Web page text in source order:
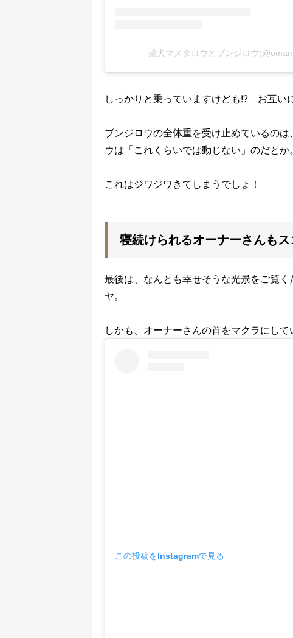
柴犬マメタロウとブンジロウ
しっかりと乗っていますけども!? お互い
ブンジロウの全体重を受け止めているの
ウは「これくらいでは動じない」のだとか
これはジワジワきてしまうでしょ！
寝続けられるオーナーさんもス
最後は、なんとも幸せそうな光景をご覧
ヤ。
しかも、オーナーさんの首をマクラにして
この投稿をInstagramで見る